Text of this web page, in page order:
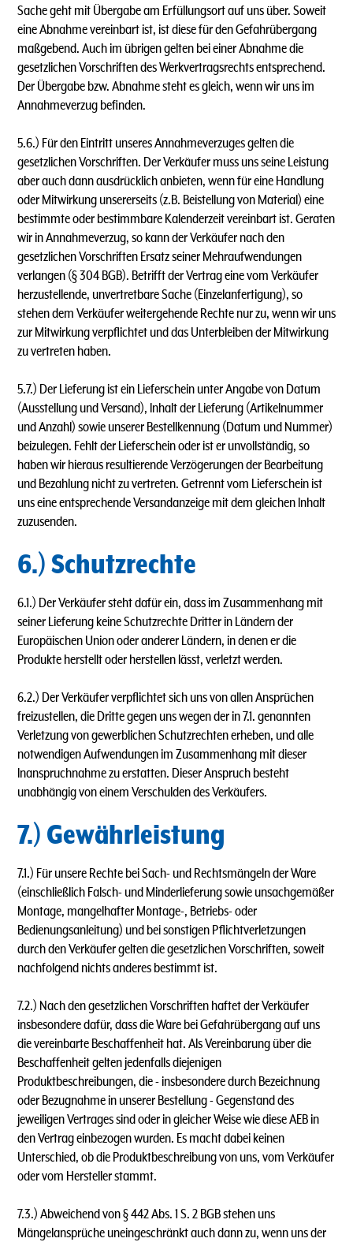
Sache geht mit Übergabe am Erfüllungsort auf uns über. Soweit
eine Abnahme vereinbart ist, ist diese für den Gefahrübergang
maßgebend. Auch im übrigen gelten bei einer Abnahme die
gesetzlichen Vorschriften des Werkvertragsrechts entsprechend.
Der Übergabe bzw. Abnahme steht es gleich, wenn wir uns im
Annahmeverzug befinden.
5.6.) Für den Eintritt unseres Annahmeverzuges gelten die
gesetzlichen Vorschriften. Der Verkäufer muss uns seine Leistung
aber auch dann ausdrücklich anbieten, wenn für eine Handlung
oder Mitwirkung unsererseits (z.B. Beistellung von Material) eine
bestimmte oder bestimmbare Kalenderzeit vereinbart ist. Geraten
wir in Annahmeverzug, so kann der Verkäufer nach den
gesetzlichen Vorschriften Ersatz seiner Mehraufwendungen
verlangen (§ 304 BGB). Betrifft der Vertrag eine vom Verkäufer
herzustellende, unvertretbare Sache (Einzelanfertigung), so
stehen dem Verkäufer weitergehende Rechte nur zu, wenn wir uns
zur Mitwirkung verpflichtet und das Unterbleiben der Mitwirkung
zu vertreten haben.
5.7.) Der Lieferung ist ein Lieferschein unter Angabe von Datum
(Ausstellung und Versand), lnhalt der Lieferung (Artikelnummer
und Anzahl) sowie unserer Bestellkennung (Datum und Nummer)
beizulegen. Fehlt der Lieferschein oder ist er unvollständig, so
haben wir hieraus resultierende Verzögerungen der Bearbeitung
und Bezahlung nicht zu vertreten. Getrennt vom Lieferschein ist
uns eine entsprechende Versandanzeige mit dem gleichen lnhalt
zuzusenden.
6.) Schutzrechte
6.1.) Der Verkäufer steht dafür ein, dass im Zusammenhang mit
seiner Lieferung keine Schutzrechte Dritter in Ländern der
Europäischen Union oder anderer Ländern, in denen er die
Produkte herstellt oder herstellen lässt, verletzt werden.
6.2.) Der Verkäufer verpflichtet sich uns von allen Ansprüchen
freizustellen, die Dritte gegen uns wegen der in 7.1. genannten
Verletzung von gewerblichen Schutzrechten erheben, und alle
notwendigen Aufwendungen im Zusammenhang mit dieser
lnanspruchnahme zu erstatten. Dieser Anspruch besteht
unabhängig von einem Verschulden des Verkäufers.
7.) Gewährleistung
7.1.) Für unsere Rechte bei Sach- und Rechtsmängeln der Ware
(einschließlich Falsch- und Minderlieferung sowie unsachgemäßer
Montage, mangelhafter Montage-, Betriebs- oder
Bedienungsanleitung) und bei sonstigen Pflichtverletzungen
durch den Verkäufer gelten die gesetzlichen Vorschriften, soweit
nachfolgend nichts anderes bestimmt ist.
7.2.) Nach den gesetzlichen Vorschriften haftet der Verkäufer
insbesondere dafür, dass die Ware bei Gefahrübergang auf uns
die vereinbarte Beschaffenheit hat. Als Vereinbarung über die
Beschaffenheit gelten jedenfalls diejenigen
Produktbeschreibungen, die - insbesondere durch Bezeichnung
oder Bezugnahme in unserer Bestellung - Gegenstand des
jeweiligen Vertrages sind oder in gleicher Weise wie diese AEB in
den Vertrag einbezogen wurden. Es macht dabei keinen
Unterschied, ob die Produktbeschreibung von uns, vom Verkäufer
oder vom Hersteller stammt.
7.3.) Abweichend von § 442 Abs. 1 S. 2 BGB stehen uns
Mängelansprüche uneingeschränkt auch dann zu, wenn uns der